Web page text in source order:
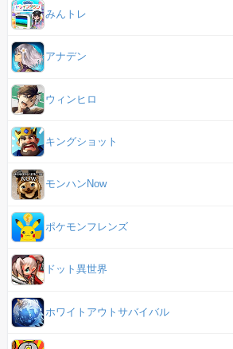
みんトレ
アナデン
ウィンヒロ
キングショット
モンハンNow
ポケモンフレンズ
ドット異世界
ホワイトアウトサバイバル